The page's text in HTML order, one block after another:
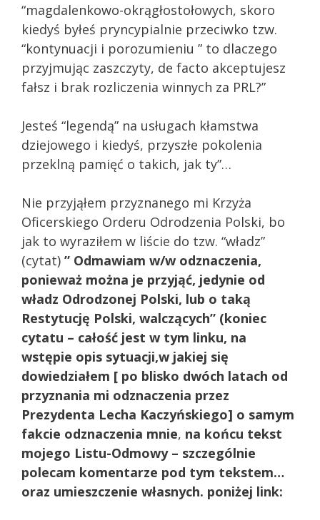
“magdalenkowo-okrągłostołowych, skoro
kiedyś byłeś pryncypialnie przeciwko tzw.
“kontynuacji i porozumieniu ” to dlaczego
przyjmując zaszczyty, de facto akceptujesz
fałsz i brak rozliczenia winnych za PRL?”
Jesteś “legendą” na usługach kłamstwa
dziejowego i kiedyś, przyszłe pokolenia
przeklną pamięć o takich, jak ty”…
Nie przyjąłem przyznanego mi Krzyża
Oficerskiego Orderu Odrodzenia Polski, bo
jak to wyraziłem w liście do tzw. “władz”
(cytat) ” Odmawiam w/w odznaczenia,
ponieważ można je przyjąć, jedynie od
władz Odrodzonej Polski, lub o taką
Restytucję Polski, walczących” (koniec
cytatu – całość jest w tym linku, na
wstępie opis sytuacji,w jakiej się
dowiedziałem [ po blisko dwóch latach od
przyznania mi odznaczenia przez
Prezydenta Lecha Kaczyńskiego] o samym
fakcie odznaczenia mnie, na końcu tekst
mojego Listu-Odmowy – szczególnie
polecam komentarze pod tym tekstem…
oraz umieszczenie własnych. poniżej link: